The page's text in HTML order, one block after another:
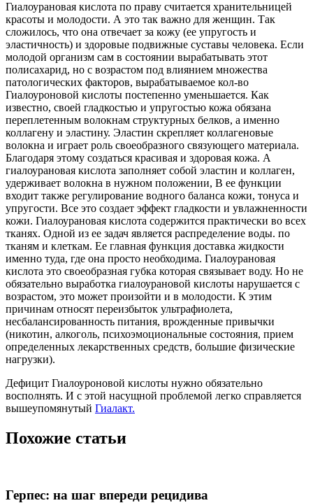
Гиалоурановая кислота по праву считается хранительницей
красоты и молодости. А это так важно для женщин. Так
сложилось, что она отвечает за кожу (ее упругость и
эластичность) и здоровые подвижные суставы человека. Если
молодой организм сам в состоянии вырабатывать этот
полисахарид, но с возрастом под влиянием множества
патологических факторов, вырабатываемое кол-во
Гиалоуроновой кислоты постепенно уменьшается. Как
известно, своей гладкостью и упругостью кожа обязана
переплетенным волокнам структурных белков, а именно
коллагену и эластину. Эластин скрепляет коллагеновые
волокна и играет роль своеобразного связующего материала.
Благодаря этому создаться красивая и здоровая кожа. А
гиалоурановая кислота заполняет собой эластин и коллаген,
удерживает волокна в нужном положении, В ее функции
входит также регулирование водного баланса кожи, тонуса и
упругости. Все это создает эффект гладкости и увлажненности
кожи. Гиалоурановая кислота содержится практически во всех
тканях. Одной из ее задач является распределение воды. по
тканям и клеткам. Ее главная функция доставка жидкости
именно туда, где она просто необходима. Гиалоурановая
кислота это своеобразная губка которая связывает воду. Но не
обязательно выработка гиалоурановой кислоты нарушается с
возрастом, это может произойти и в молодости. К этим
причинам относят переизбыток ультрафиолета,
несбалансированность питания, врожденные привычки
(никотин, алкоголь, психоэмоциональные состояния, прием
определенных лекарственных средств, большие физические
нагрузки).
Дефицит Гиалоуроновой кислоты нужно обязательно
восполнять. И с этой насущной проблемой легко справляется
вышеупомянутый Гиалакт.
Похожие статьи
Герпес: на шаг впереди рецидива